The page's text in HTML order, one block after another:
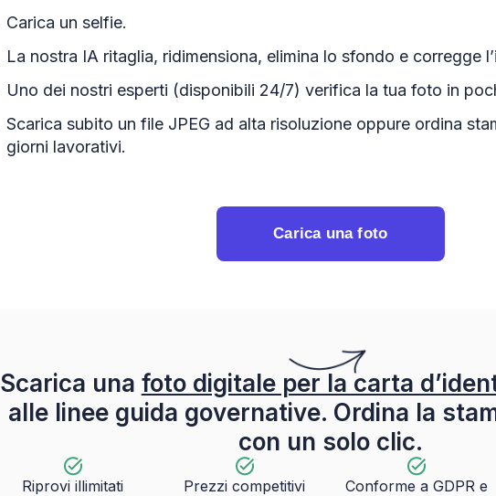
Carica un selfie.
La nostra IA ritaglia, ridimensiona, elimina lo sfondo e corregge
Uno dei nostri esperti (disponibili 24/7) verifica la tua foto in
Scarica subito un file JPEG ad alta risoluzione oppure ordina
giorni lavorativi.
Carica una foto
Scarica una foto digitale per la carta
alle linee guida governative. Ordina la
con un solo clic.
Riprovi illimitati Prezzi competitivi
Conforme a GDPR e